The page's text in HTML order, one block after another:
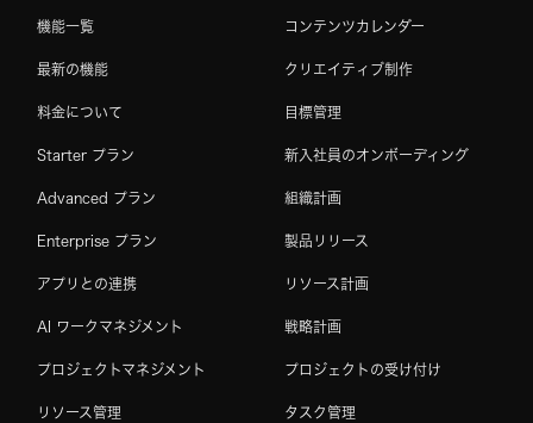
機能一覧
最新の機能
料金について
Starter プラン
Advanced プラン
Enterprise プラン
アプリとの連携
AI ワークマネジメント
プロジェクトマネジメント
リソース管理
コンテンツカレンダー
クリエイティブ制作
目標管理
新入社員のオンボーディング
組織計画
製品リリース
リソース計画
戦略計画
プロジェクトの受け付け
タスク管理